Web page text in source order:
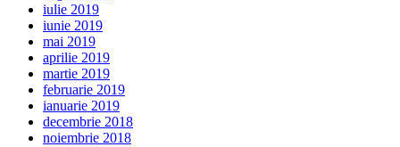
iulie 2019
iunie 2019
mai 2019
aprilie 2019
martie 2019
februarie 2019
ianuarie 2019
decembrie 2018
noiembrie 2018